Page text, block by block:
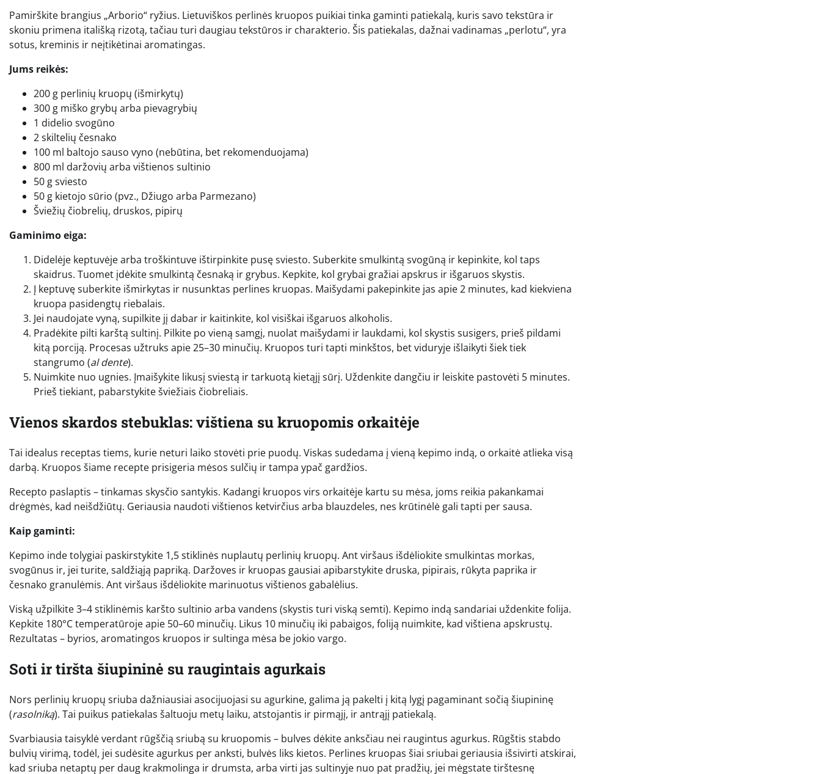
Pamirškite brangius „Arborio“ ryžius. Lietuviškos perlinės kruopos puikiai tinka gaminti patiekalą, kuris savo tekstūra ir
skoniu primena itališką rizotą, tačiau turi daugiau tekstūros ir charakterio. Šis patiekalas, dažnai vadinamas „perlotu“, yra
sotus, kreminis ir neįtikėtinai aromatingas.
Jums reikės:
200 g perlinių kruopų (išmirkytų)
300 g miško grybų arba pievagrybių
1 didelio svogūno
2 skiltelių česnako
100 ml baltojo sauso vyno (nebūtina, bet rekomenduojama)
800 ml daržovių arba vištienos sultinio
50 g sviesto
50 g kietojo sūrio (pvz., Džiugo arba Parmezano)
Šviežių čiobrelių, druskos, pipirų
Gaminimo eiga:
Didelėje keptuvėje arba troškintuve ištirpinkite pusę sviesto. Suberkite smulkintą svogūną ir kepinkite, kol taps
skaidrus. Tuomet įdėkite smulkintą česnaką ir grybus. Kepkite, kol grybai gražiai apskrus ir išgaruos skystis.
Į keptuvę suberkite išmirkytas ir nusunktas perlines kruopas. Maišydami pakepinkite jas apie 2 minutes, kad kiekviena
kruopa pasidengtų riebalais.
Jei naudojate vyną, supilkite jį dabar ir kaitinkite, kol visiškai išgaruos alkoholis.
Pradėkite pilti karštą sultinį. Pilkite po vieną samgį, nuolat maišydami ir laukdami, kol skystis susigers, prieš pildami
kitą porciją. Procesas užtruks apie 25–30 minučių. Kruopos turi tapti minkštos, bet viduryje išlaikyti šiek tiek
stangrumo (al dente).
Nuimkite nuo ugnies. Įmaišykite likusį sviestą ir tarkuotą kietąjį sūrį. Uždenkite dangčiu ir leiskite pastovėti 5 minutes.
Prieš tiekiant, pabarstykite šviežiais čiobreliais.
Vienos skardos stebuklas: vištiena su kruopomis orkaitėje
Tai idealus receptas tiems, kurie neturi laiko stovėti prie puodų. Viskas sudedama į vieną kepimo indą, o orkaitė atlieka visą
darbą. Kruopos šiame recepte prisigeria mėsos sulčių ir tampa ypač gardžios.
Recepto paslaptis – tinkamas skysčio santykis. Kadangi kruopos virs orkaitėje kartu su mėsa, joms reikia pakankamai
drėgmės, kad neišdžiūtų. Geriausia naudoti vištienos ketvirčius arba blauzdeles, nes krūtinėlė gali tapti per sausa.
Kaip gaminti:
Kepimo inde tolygiai paskirstykite 1,5 stiklinės nuplautų perlinių kruopų. Ant viršaus išdėliokite smulkintas morkas,
svogūnus ir, jei turite, saldžiąją papriką. Daržoves ir kruopas gausiai apibarstykite druska, pipirais, rūkyta paprika ir
česnako granulėmis. Ant viršaus išdėliokite marinuotus vištienos gabalėlius.
Viską užpilkite 3–4 stiklinėmis karšto sultinio arba vandens (skystis turi viską semti). Kepimo indą sandariai uždenkite folija.
Kepkite 180°C temperatūroje apie 50–60 minučių. Likus 10 minučių iki pabaigos, foliją nuimkite, kad vištiena apskrustų.
Rezultatas – byrios, aromatingos kruopos ir sultinga mėsa be jokio vargo.
Soti ir tiršta šiupininė su raugintais agurkais
Nors perlinių kruopų sriuba dažniausiai asocijuojasi su agurkine, galima ją pakelti į kitą lygį pagaminant sočią šiupininę
(rasolniką). Tai puikus patiekalas šaltuoju metų laiku, atstojantis ir pirmąjį, ir antrąjį patiekalą.
Svarbiausia taisyklė verdant rūgščią sriubą su kruopomis – bulves dėkite anksčiau nei raugintus agurkus. Rūgštis stabdo
bulvių virimą, todėl, jei sudėsite agurkus per anksti, bulvės liks kietos. Perlines kruopas šiai sriubai geriausia išsivirti atskirai,
kad sriuba netaptų per daug krakmolinga ir drumsta, arba virti jas sultinyje nuo pat pradžių, jei mėgstate tirštesnę